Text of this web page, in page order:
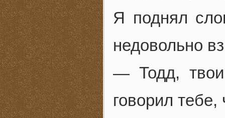
Я поднял
недовольно
— Тодд,
говорил